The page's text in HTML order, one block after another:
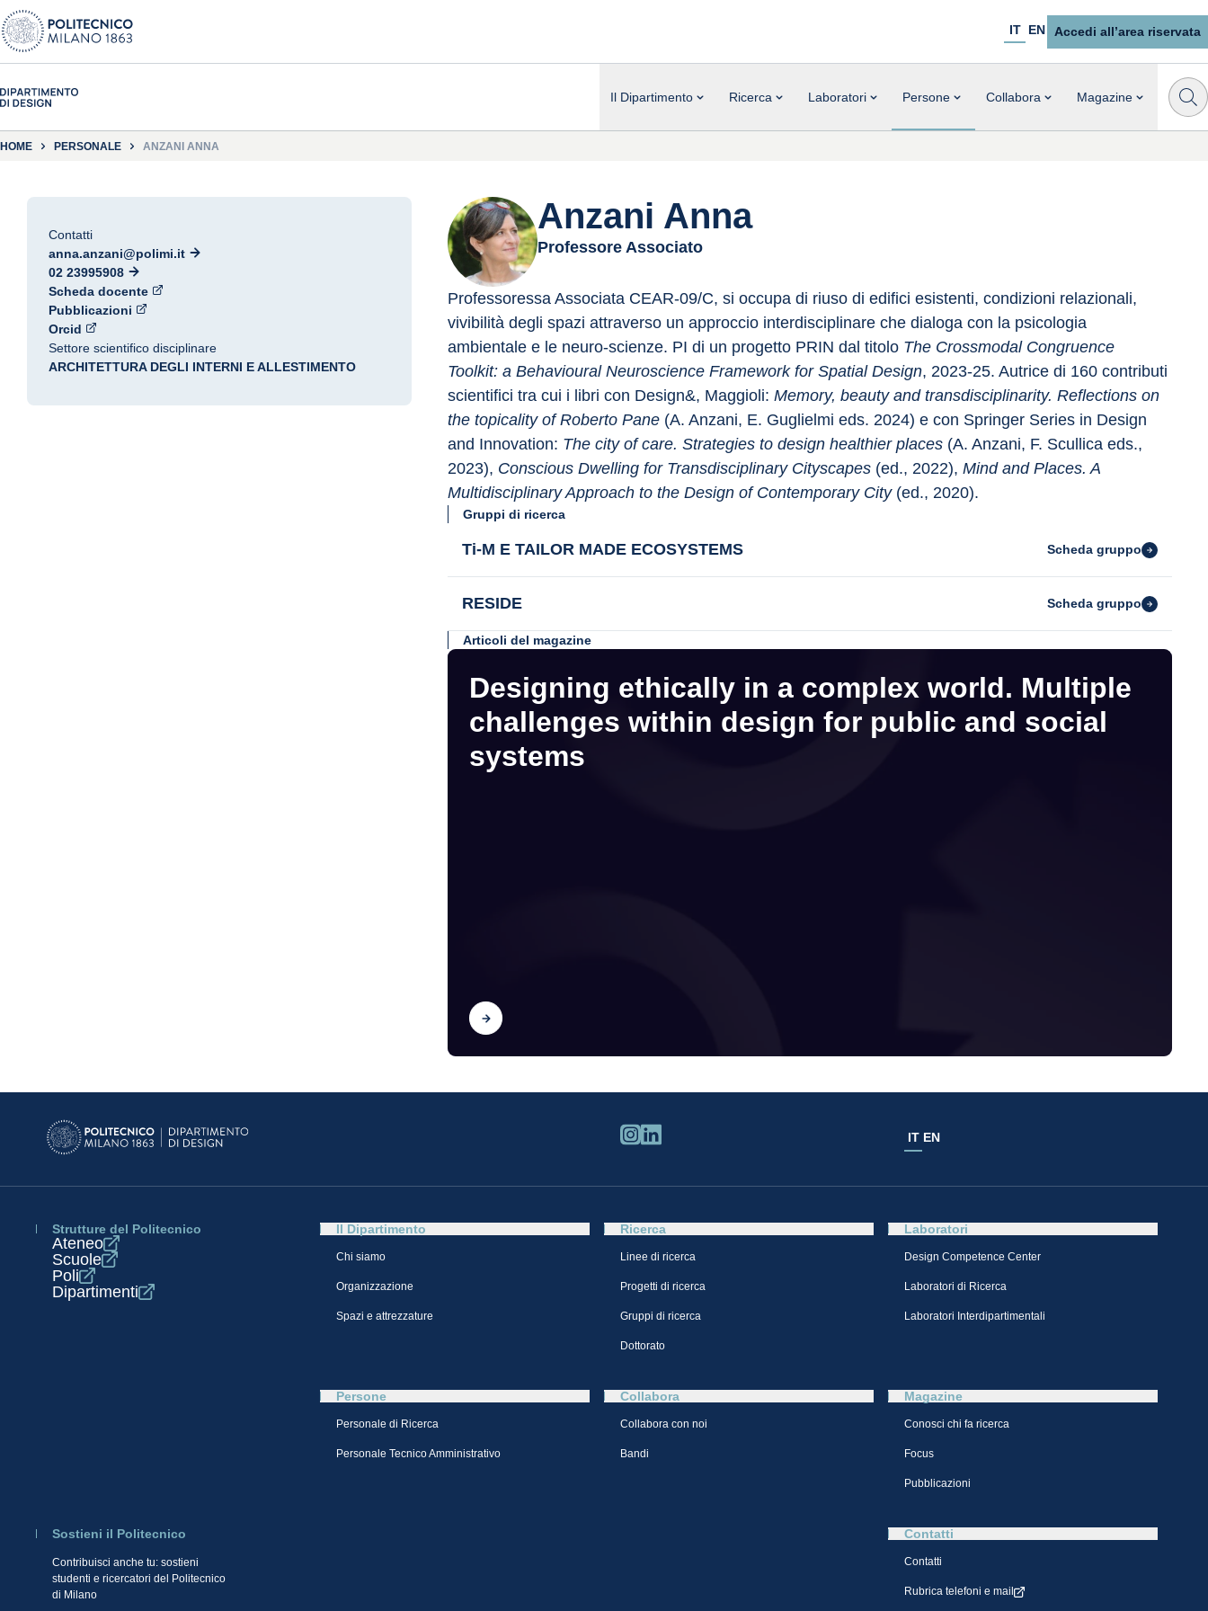
IT EN Accedi all’area riservata
Il Dipartimento Ricerca Laboratori Persone Collabora Magazine
HOME PERSONALE ANZANI ANNA
Contatti
anna.anzani@polimi.it
02 23995908
Scheda docente
Pubblicazioni
Orcid
Settore scientifico disciplinare
ARCHITETTURA DEGLI INTERNI E ALLESTIMENTO
Anzani Anna
Professore Associato
Professoressa Associata CEAR-09/C, si occupa di riuso di edifici esistenti, condizioni relazionali,
vivibilità degli spazi attraverso un approccio interdisciplinare che dialoga con la psicologia
ambientale e le neuro-scienze. PI di un progetto PRIN dal titolo The Crossmodal Congruence
Toolkit: a Behavioural Neuroscience Framework for Spatial Design, 2023-25. Autrice di 160 contributi
scientifici tra cui i libri con Design&, Maggioli: Memory, beauty and transdisciplinarity. Reflections on
the topicality of Roberto Pane (A. Anzani, E. Guglielmi eds. 2024) e con Springer Series in Design
and Innovation: The city of care. Strategies to design healthier places (A. Anzani, F. Scullica eds.,
2023), Conscious Dwelling for Transdisciplinary Cityscapes (ed., 2022), Mind and Places. A
Multidisciplinary Approach to the Design of Contemporary City (ed., 2020).
Gruppi di ricerca
Ti-M E TAILOR MADE ECOSYSTEMS Scheda gruppo
RESIDE Scheda gruppo
Articoli del magazine
Designing ethically in a complex world. Multiple
challenges within design for public and social
systems
Scopri
IT EN
Strutture del Politecnico
Ateneo
Scuole
Poli
Dipartimenti
Il Dipartimento
Chi siamo
Organizzazione
Spazi e attrezzature
Ricerca
Linee di ricerca
Progetti di ricerca
Gruppi di ricerca
Dottorato
Laboratori
Design Competence Center​
Laboratori di Ricerca
Laboratori Interdipartimentali
Persone
Personale di Ricerca
Personale Tecnico Amministrativo
Collabora
Collabora con noi
Bandi
Magazine
Conosci chi fa ricerca
Focus
Pubblicazioni
Sostieni il Politecnico
Contribuisci anche tu: sostieni
studenti e ricercatori del Politecnico
di Milano
Contatti
Contatti
Rubrica telefoni e mail